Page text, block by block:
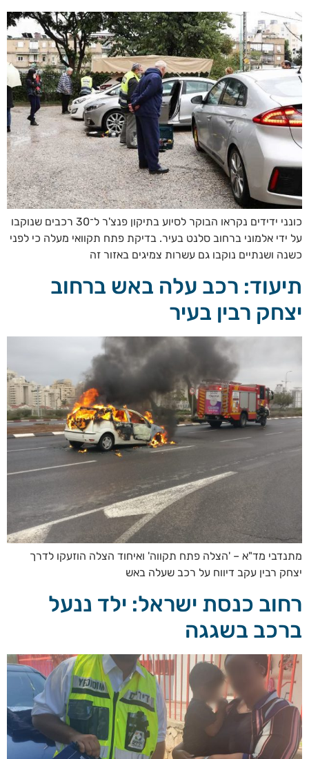
כונני ידידים נקראו הבוקר לסיוע בתיקון פנצ'ר ל־30 רכבים שנוקבו
על ידי אלמוני ברחוב סלנט בעיר. בדיקת פתח תקוואי מעלה כי לפני
כשנה ושנתיים נוקבו גם עשרות צמיגים באזור זה
תיעוד: רכב עלה באש ברחוב
יצחק רבין בעיר
מתנדבי מד"א – 'הצלה פתח תקווה' ואיחוד הצלה הוזעקו לדרך
יצחק רבין עקב דיווח על רכב שעלה באש
רחוב כנסת ישראל: ילד ננעל
ברכב בשגגה